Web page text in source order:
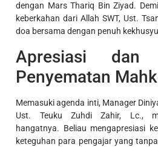
dengan Mars Thariq Bin Ziyad.
keberkahan dari Allah SWT, Ust.
doa bersama dengan penuh
Apresiasi
Penyematan
Memasuki agenda inti, Manager
Ust. Teuku Zuhdi Zahir, Lc.,
hangatnya. Beliau mengapresiasi
keteguhan para pengajar yang